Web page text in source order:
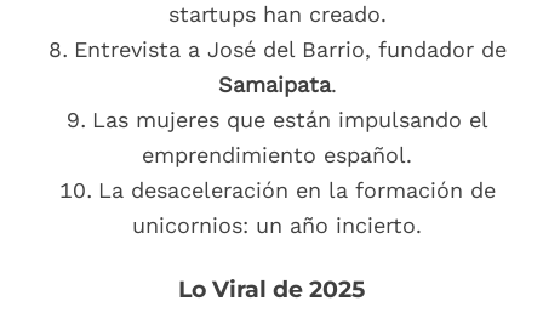
startups han creado.
Entrevista a José del Barrio, fundador de
Samaipata.
Las mujeres que están impulsando el
emprendimiento español.
La desaceleración en la formación de
unicornios: un año incierto.
Lo Viral de 2025